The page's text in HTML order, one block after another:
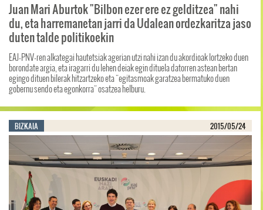
Juan Mari Aburtok "Bilbon ezer ere ez gelditzea" nahi
du, eta harremanetan jarri da Udalean ordezkaritza jaso
duten talde politikoekin
EAJ-PNV-ren alkategai hautetsiak agerian utzi nahi izan du akordioak lortzeko duen
borondate argia, eta iragarri du lehen deiak egin dituela datorren astean bertan
egingo dituen bilerak hitzartzeko eta "egitasmoak garatzea bermatuko duen
gobernu sendo eta egonkorra" osatzea helburu.
BIZKAIA 2015/05/24